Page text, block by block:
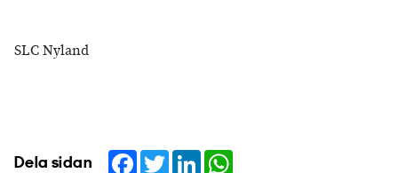
SLC Nyland
Dela sidan Facebook
TwitterLinkedIn